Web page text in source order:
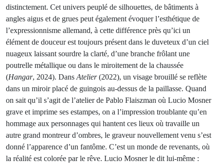
distinctement. Cet univers peuplé de silhouettes, de bâtiments à
angles aigus et de grues peut également évoquer l’esthétique de
l’expressionnisme allemand, à cette différence près qu’ici un
élément de douceur est toujours présent dans le duveteux d’un ciel
nuageux laissant sourdre la clarté, d’une branche frôlant une
poutrelle métallique ou dans le miroitement de la chaussée
(Hangar, 2024). Dans Atelier(2022), un visage brouillé se reflète
dans un miroir placé de guingois au-dessus de la paillasse. Quand
on sait qu’il s’agit de l’atelier de Pablo Flaiszman où Lucio Mosner
grave et imprime ses estampes, on a l’impression troublante qu’en
hommage aux personnages qui hantent ces lieux où travaille un
autre grand montreur d’ombres, le graveur nouvellement venu s’est
donné l’apparence d’un fantôme. C’est un monde de revenants, où
la réalité est colorée par le rêve. Lucio Mosner le dit lui-même :